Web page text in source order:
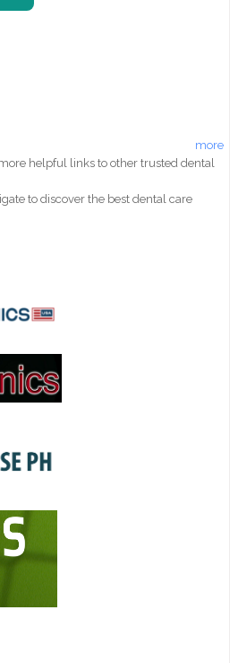
more
helpful links to other trusted dental
to discover the best dental care